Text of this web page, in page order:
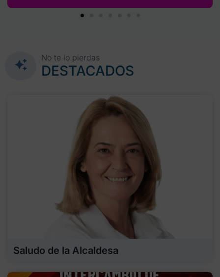
No te lo pierdas
DESTACADOS
Saludo de la Alcaldesa